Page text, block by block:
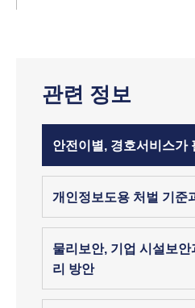
관련 정보
안전이별, 경호서비스가
개인정보도용 처벌 기준
물리보안, 기업 시설보
리 방안